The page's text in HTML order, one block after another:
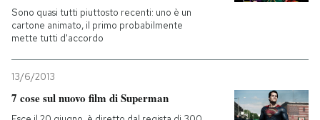
Sono quasi tutti piuttosto recenti: uno è un
cartone animato, il primo probabilmente
mette tutti d'accordo
13/6/2013
7 cose sul nuovo film di Superman